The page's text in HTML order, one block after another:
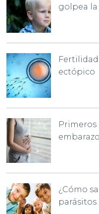
golpea la
ectópico
Primeros
embarazo
¿Cómo